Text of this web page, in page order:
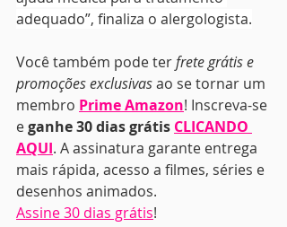
adequado”, finaliza o alergologista.
Você também pode ter frete grátis e
promoções exclusivas ao se tornar um
membro Prime Amazon! Inscreva-se
e ganhe 30 dias grátis CLICANDO
AQUI. A assinatura garante entrega
mais rápida, acesso a filmes, séries e
desenhos animados.
Assine 30 dias grátis!